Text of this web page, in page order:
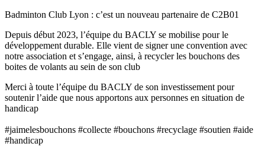
Badminton Club Lyon : c’est un nouveau partenaire de C2B01
Depuis début 2023, l’équipe du BACLY se mobilise pour le
développement durable. Elle vient de signer une convention avec
notre association et s’engage, ainsi, à recycler les bouchons des
boites de volants au sein de son club
Merci à toute l’équipe du BACLY de son investissement pour
soutenir l’aide que nous apportons aux personnes en situation de
handicap
#jaimelesbouchons #collecte #bouchons #recyclage #soutien #aide
#handicap